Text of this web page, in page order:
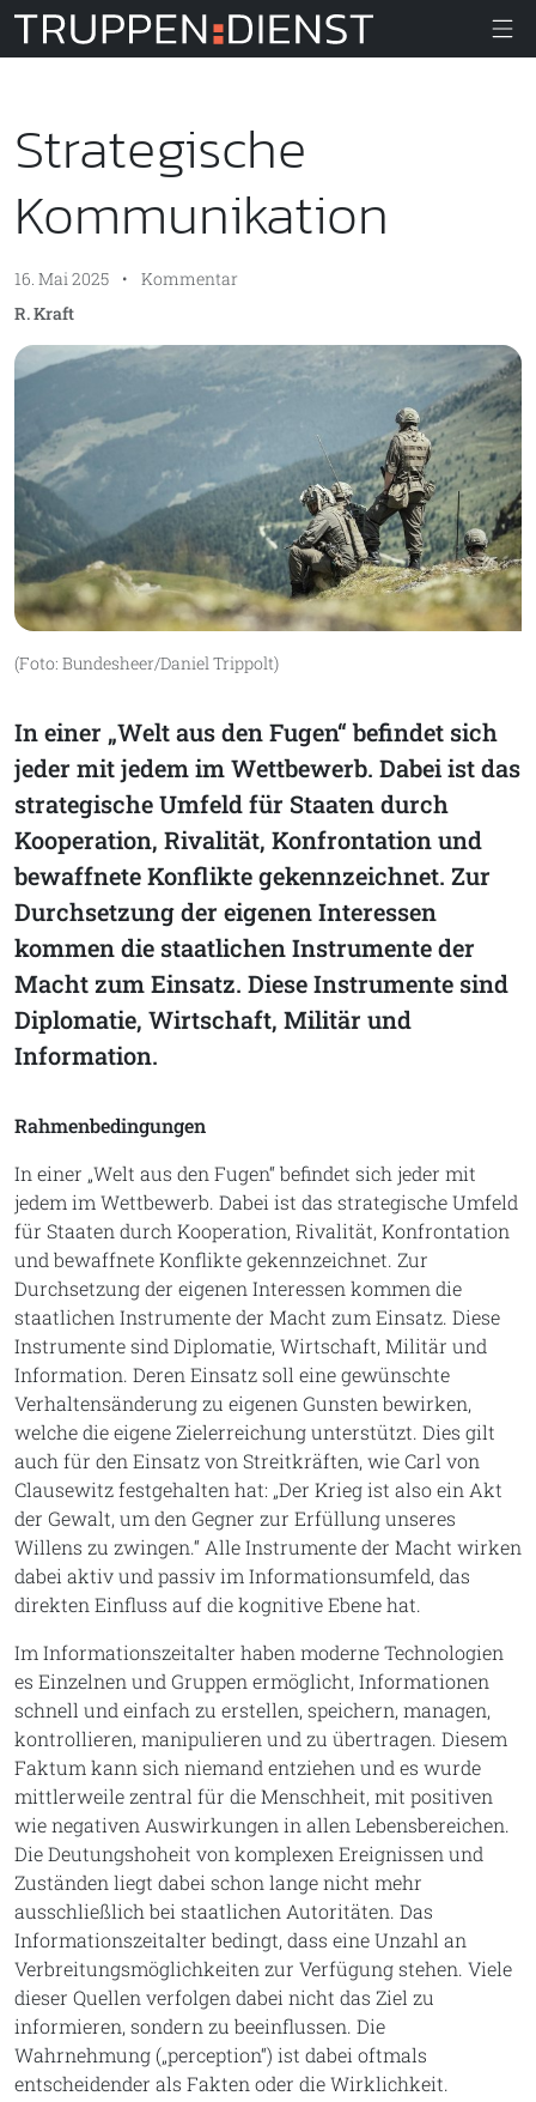
Truppendienst
Strategische
Kommunikation
16. Mai 2025 •
Kommentar
R. Kraft
(Foto: Bundesheer/Daniel Trippolt)
In einer „Welt aus den Fugen“ befindet sich
jeder mit jedem im Wettbewerb. Dabei ist das
strategische Umfeld für Staaten durch
Kooperation, Rivalität, Konfrontation und
bewaffnete Konflikte gekennzeichnet. Zur
Durchsetzung der eigenen Interessen
kommen die staatlichen Instrumente der
Macht zum Einsatz. Diese Instrumente sind
Diplomatie, Wirtschaft, Militär und
Information.
Rahmenbedingungen
In einer „Welt aus den Fugen“ befindet sich jeder mit
jedem im Wettbewerb. Dabei ist das strategische Umfeld
für Staaten durch Kooperation, Rivalität, Konfrontation
und bewaffnete Konflikte gekennzeichnet. Zur
Durchsetzung der eigenen Interessen kommen die
staatlichen Instrumente der Macht zum Einsatz. Diese
Instrumente sind Diplomatie, Wirtschaft, Militär und
Information. Deren Einsatz soll eine gewünschte
Verhaltensänderung zu eigenen Gunsten bewirken,
welche die eigene Zielerreichung unterstützt. Dies gilt
auch für den Einsatz von Streitkräften, wie Carl von
Clausewitz festgehalten hat: „Der Krieg ist also ein Akt
der Gewalt, um den Gegner zur Erfüllung unseres
Willens zu zwingen.“ Alle Instrumente der Macht wirken
dabei aktiv und passiv im Informationsumfeld, das
direkten Einfluss auf die kognitive Ebene hat.
Im Informationszeitalter haben moderne Technologien
es Einzelnen und Gruppen ermöglicht, Informationen
schnell und einfach zu erstellen, speichern, managen,
kontrollieren, manipulieren und zu übertragen. Diesem
Faktum kann sich niemand entziehen und es wurde
mittlerweile zentral für die Menschheit, mit positiven
wie negativen Auswirkungen in allen Lebensbereichen.
Die Deutungshoheit von komplexen Ereignissen und
Zuständen liegt dabei schon lange nicht mehr
ausschließlich bei staatlichen Autoritäten. Das
Informationszeitalter bedingt, dass eine Unzahl an
Verbreitungsmöglichkeiten zur Verfügung stehen. Viele
dieser Quellen verfolgen dabei nicht das Ziel zu
informieren, sondern zu beeinflussen. Die
Wahrnehmung („perception“) ist dabei oftmals
entscheidender als Fakten oder die Wirklichkeit.